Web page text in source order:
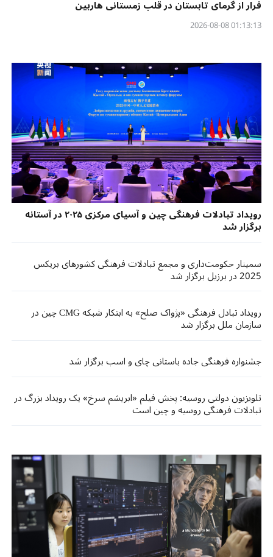
فرار از گرمای تابستان در قلب زمستانی هاربین
01:13:13 2026-08-08
رویداد تبادلات فرهنگی چین و آسیای مرکزی ۲۰۲۵ در آستانه
برگزار شد​​
سمینار حکومت‌داری و مجمع تبادلات فرهنگی کشورهای بریکس
2025 در برزیل برگزار شد
رویداد تبادل فرهنگی «پژواک صلح» به ابتکار شبکه CMG چین در
سازمان ملل برگزار شد
جشنواره فرهنگی جاده باستانی چای و اسب برگزار شد
تلویزیون دولتی روسیه: پخش فیلم «ابریشم سرخ» یک رویداد بزرگ در
تبادلات فرهنگی روسیه و چین است